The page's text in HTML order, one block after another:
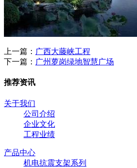
上一篇： 广西大藤峡工程
下一篇： 广州萝岗绿地智慧广场
推荐资讯
关于我们
公司介绍
企业文化
工程业绩
产品中心
机电抗震支架系列